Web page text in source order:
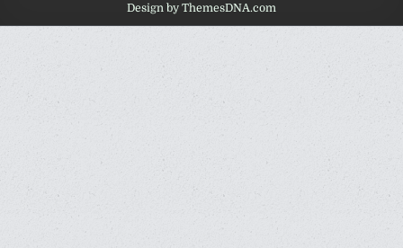
Design by ThemesDNA.com